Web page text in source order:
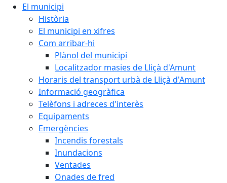
El municipi
Història
El municipi en xifres
Com arribar-hi
Plànol del municipi
Localitzador masies de Lliçà d'Amunt
Horaris del transport urbà de Lliçà d'Amunt
Informació geogràfica
Telèfons i adreces d'interès
Equipaments
Emergències
Incendis forestals
Inundacions
Ventades
Onades de fred